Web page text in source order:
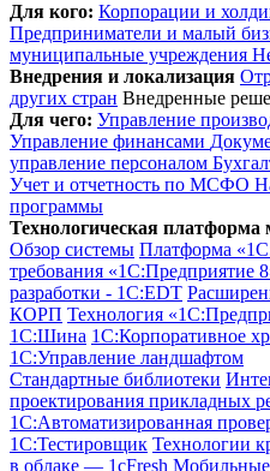
Для кого: Корпорации и
Предприниматели и малый
муниципальные учреждения
Внедрения и локализация
других стран Внедренные
Для чего: Управление
Управление финансами
управление персоналом
Учет и отчетность по МСФО
программы
Технологическая платформа
Обзор системы Платформа
требования «1С:Предприятие
разработки - 1C:EDT
КОРП Технология
1С:Шина 1С:Корпоративное
1С:Управление ландшафтом
Стандартные библиотеки
проектирования прикладных
1С:Автоматизированная
1С:Тестировщик Технологии
в облаке — 1cFresh Мобильные